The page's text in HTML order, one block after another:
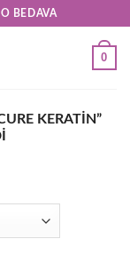
BEDAVA
0
KERATIN”